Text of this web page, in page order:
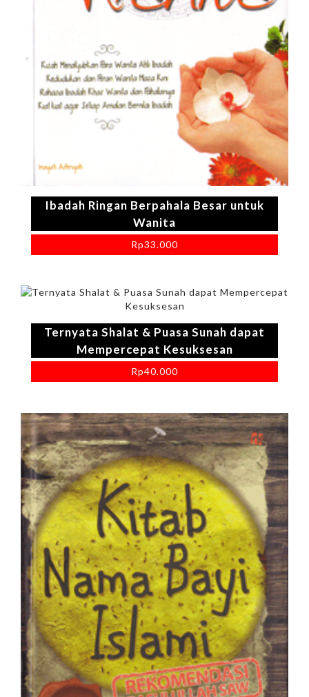
Ibadah Ringan Berpahala Besar untuk
Wanita
Rp33.000
Ternyata Shalat & Puasa Sunah dapat
Mempercepat Kesuksesan
Rp40.000